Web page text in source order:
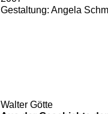
Gestaltung: Angela
Walter Götte